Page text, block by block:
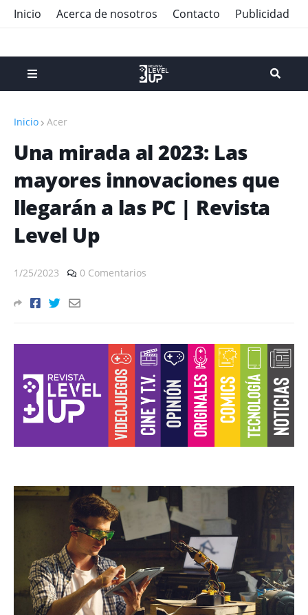
Inicio Acerca de nosotros Contacto Publicidad
Inicio Acer
Una mirada al 2023: Las
mayores innovaciones que
llegarán a las PC | Revista
Level Up
1/25/2023 0 Comentarios